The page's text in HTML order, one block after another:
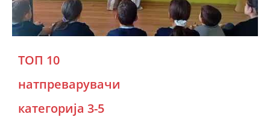
ТОП 10
натпреварувачи
категорија 3-5